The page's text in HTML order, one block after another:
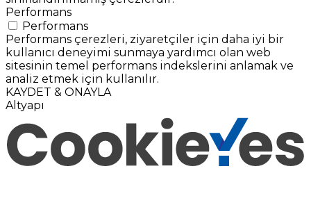
Performans
Performans
Performans çerezleri, ziyaretçiler için daha iyi bir
kullanıcı deneyimi sunmaya yardımcı olan web
sitesinin temel performans indekslerini anlamak ve
analiz etmek için kullanılır.
KAYDET & ONAYLA
Altyapı